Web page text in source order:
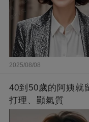
2025/08/08
40到50歲的阿姨就
打理、顯氣質